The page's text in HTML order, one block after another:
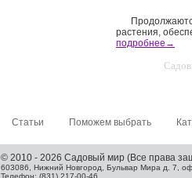
растения,
подробнее→
Статьи Поможем выбрать
© 2010 - 2026 Садовый мир (Все права
603086, Нижний Новгород, Бульвар Мира д. 7,
Телефон: (831) 217-00-46